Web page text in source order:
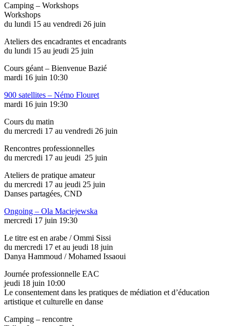
Camping – Workshops
Workshops
du lundi 15 au vendredi 26 juin
Ateliers des encadrantes et encadrants
du lundi 15 au jeudi 25 juin
Cours géant – Bienvenue Bazié
mardi 16 juin 10:30
900 satellites – Némo Flouret
mardi 16 juin 19:30
Cours du matin
du mercredi 17 au vendredi 26 juin
Rencontres professionnelles
du mercredi 17 au jeudi 25 juin
Ateliers de pratique amateur
du mercredi 17 au jeudi 25 juin
Danses partagées, CND
Ongoing – Ola Maciejewska
mercredi 17 juin 19:30
Le titre est en arabe / Ommi Sissi
du mercredi 17 et au jeudi 18 juin
Danya Hammoud / Mohamed Issaoui
Journée professionnelle EAC
jeudi 18 juin 10:00
Le consentement dans les pratiques de médiation et d’éducation
artistique et culturelle en danse
Camping – rencontre